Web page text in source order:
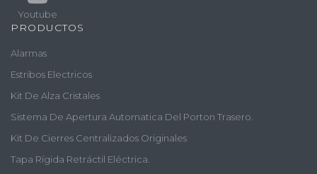
Youtube
PRODUCTOS
Alarmas
Estribos Electricos
Kit De Alza Cristales
Sistema De Apertura Automatica Del Porton Trasero.
Kit De Cierres Centralizados Originales
Tapa Rígida Retráctil Eléctrica.